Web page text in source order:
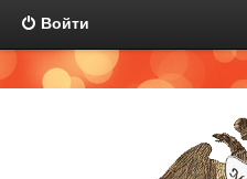
Войти